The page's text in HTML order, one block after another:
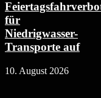
für
Niedrigwasser-
Transporte auf
10. August 2026